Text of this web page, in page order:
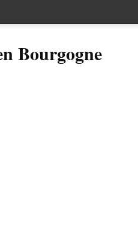
Bourgogne